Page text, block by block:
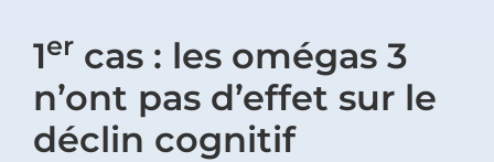
1er cas : les omégas 3
n’ont pas d’effet sur le
déclin cognitif